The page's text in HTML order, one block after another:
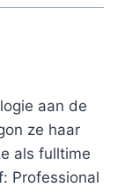
aan de
ze haar
als fulltime
Professional